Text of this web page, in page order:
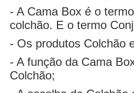
- A Cama Box é o
colchão. E o termo
- Os produtos Colchão
- A função da Cama
Colchão;